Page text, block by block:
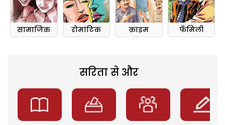
सामाजिक रोमांटिक क्राइम फॅमिली
सरिता से और